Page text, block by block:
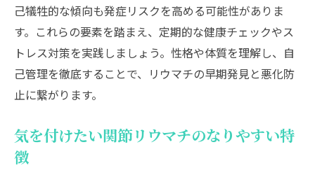
己犠牲的な傾向も発症リスクを高める可能性がありま
す。これらの要素を踏まえ、定期的な健康チェックやス
トレス対策を実践しましょう。性格や体質を理解し、自
己管理を徹底することで、リウマチの早期発見と悪化防
止に繋がります。
気を付けたい関節リウマチのなりやすい特
徴